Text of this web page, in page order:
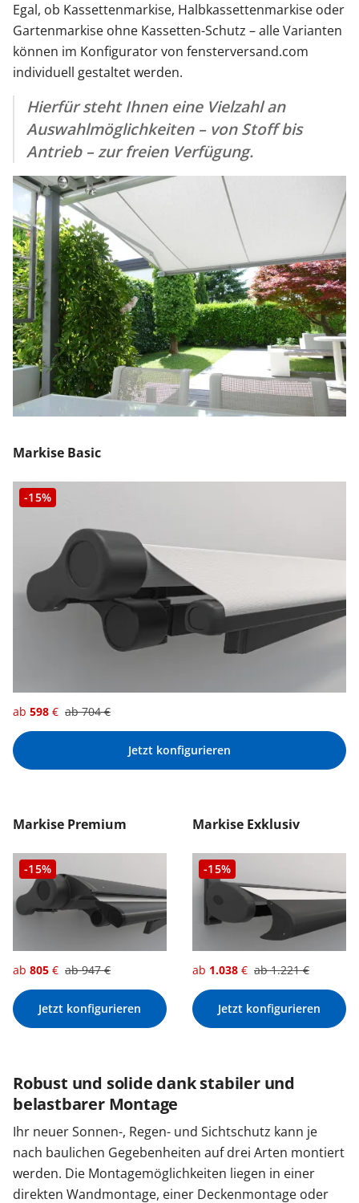
Egal, ob Kassettenmarkise, Halbkassettenmarkise oder
Gartenmarkise ohne Kassetten-Schutz – alle Varianten
können im Konfigurator von fensterversand.com
individuell gestaltet werden.
Hierfür steht Ihnen eine Vielzahl an
Auswahlmöglichkeiten – von Stoff bis
Antrieb – zur freien Verfügung.
Markise Basic
-15%
ab 598 € ab704€
Jetzt konfigurieren
Markise Premium
-15%
ab 805 € ab947€
Jetzt konfigurieren
Markise Exklusiv
-15%
ab 1.038 € ab1.221€
Jetzt konfigurieren
Robust und solide dank stabiler und
belastbarer Montage
Ihr neuer Sonnen-, Regen- und Sichtschutz kann je
nach baulichen Gegebenheiten auf drei Arten montiert
werden. Die Montagemöglichkeiten liegen in einer
direkten Wandmontage, einer Deckenmontage oder